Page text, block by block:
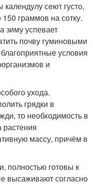
календулу сеют густо,
граммов на сотку.
зиму успевает
почву гуминовыми
условия
и
ухода.
грядки в
то необходимость в
растения
массу, причём в
полностью готовы к
высаживают согласно